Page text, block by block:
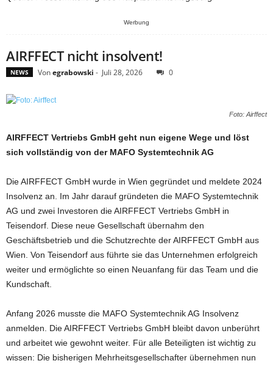
Werbung
AIRFFECT nicht insolvent!
NEWS Vonegrabowski - Juli 28, 2026 0
Foto: Airffect
AIRFFECT Vertriebs GmbH geht nun eigene Wege und löst
sich vollständig von der MAFO Systemtechnik AG
Die AIRFFECT GmbH wurde in Wien gegründet und meldete 2024
Insolvenz an. Im Jahr darauf gründeten die MAFO Systemtechnik
AG und zwei Investoren die AIRFFECT Vertriebs GmbH in
Teisendorf. Diese neue Gesellschaft übernahm den
Geschäftsbetrieb und die Schutzrechte der AIRFFECT GmbH aus
Wien. Von Teisendorf aus führte sie das Unternehmen erfolgreich
weiter und ermöglichte so einen Neuanfang für das Team und die
Kundschaft.
Anfang 2026 musste die MAFO Systemtechnik AG Insolvenz
anmelden. Die AIRFFECT Vertriebs GmbH bleibt davon unberührt
und arbeitet wie gewohnt weiter. Für alle Beteiligten ist wichtig zu
wissen: Die bisherigen Mehrheitsgesellschafter übernehmen nun